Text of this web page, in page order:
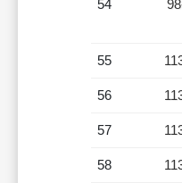
54
55
56
57
58